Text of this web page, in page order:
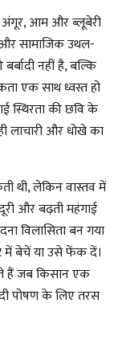
अंगूर, आम और ब्लूबेरी
सामाजिक उथल-
नहीं है, बल्कि
एक साथ ध्वस्त हो
स्थिरता की छवि के
लाचारी और धोखे का
थी, लेकिन वास्तव में
और बढ़ती महंगाई
विलासिता बन गया
में बेचें या उसे फेंक दें।
हैं जब किसान एक
पोषण के लिए तरस